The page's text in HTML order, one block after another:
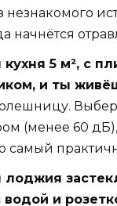
незнакомого
начнётся
5 м², с
и ты
(менее 60
самый
лоджия
водой и